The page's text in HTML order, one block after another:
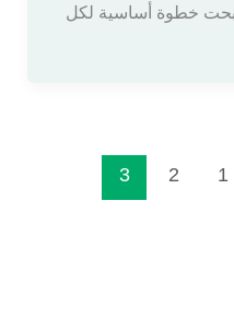
خطوة أساسية لكل
1
2
3